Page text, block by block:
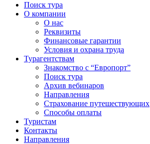
Поиск тура
О компании
О нас
Реквизиты
Финансовые гарантии
Условия и охрана труда
Турагентствам
Знакомство с “Европорт”
Поиск тура
Архив вебинаров
Направления
Страхование путешествующих
Способы оплаты
Туристам
Контакты
Направления